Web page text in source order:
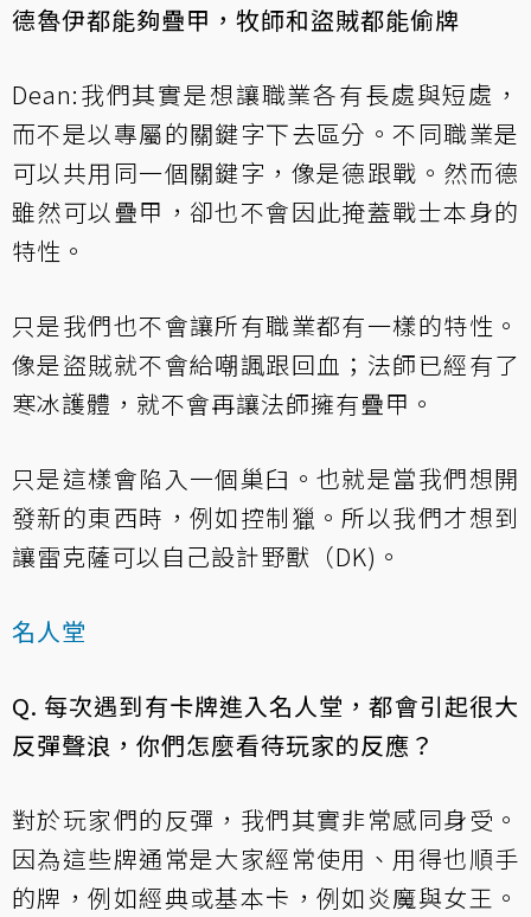
德魯伊都能夠疊甲，牧師和盜賊都能偷牌
Dean:我們其實是想讓職業各有長處與短處，
而不是以專屬的關鍵字下去區分。不同職業是
可以共用同一個關鍵字，像是德跟戰。然而德
雖然可以疊甲，卻也不會因此掩蓋戰士本身的
特性。
只是我們也不會讓所有職業都有一樣的特性。
像是盜賊就不會給嘲諷跟回血；法師已經有了
寒冰護體，就不會再讓法師擁有疊甲。
只是這樣會陷入一個巢臼。也就是當我們想開
發新的東西時，例如控制獵。所以我們才想到
讓雷克薩可以自己設計野獸（DK)。
名人堂
Q. 每次遇到有卡牌進入名人堂，都會引起很大
反彈聲浪，你們怎麼看待玩家的反應？
對於玩家們的反彈，我們其實非常感同身受。
因為這些牌通常是大家經常使用、用得也順手
的牌，例如經典或基本卡，例如炎魔與女王。